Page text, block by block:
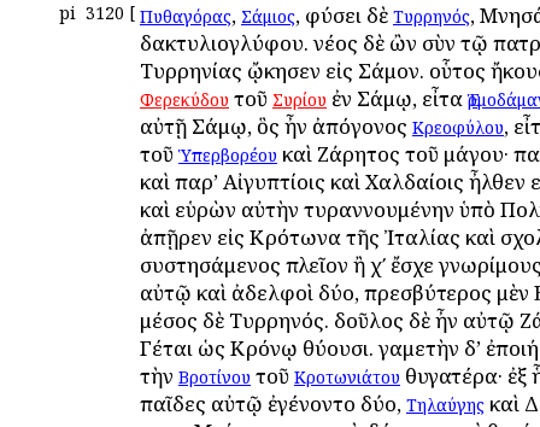
pi 3120 [ Πυθαγόρας, Σάμιος, φύσει δὲ Τυρρηνός,
δακτυλιογλύφου. νέος δὲ ὢν σὺν τῷ
Τυρρηνίας ᾤκησεν εἰς Σάμον. οὗτος
Φερεκύδου τοῦ Συρίου ἐν Σάμῳ, εἶτα
αὐτῇ Σάμῳ, ὃς ἦν ἀπόγονος Κρεοφύλου,
τοῦ Ὑπερβορέου καὶ Ζάρητος τοῦ μάγου·
καὶ παρ’ Αἰγυπτίοις καὶ Χαλδαίοις ἦλθεν
καὶ εὑρὼν αὐτὴν τυραννουμένην ὑπὸ
ἀπῇρεν εἰς Κρότωνα τῆς Ἰταλίας καὶ
συστησάμενος πλεῖον ἢ χʹ ἔσχε
αὐτῷ καὶ ἀδελφοὶ δύο, πρεσβύτερος μὲν
μέσος δὲ Τυρρηνός. δοῦλος δὲ ἦν αὐτῷ
Γέται ὡς Κρόνῳ θύουσι. γαμετὴν δ’
τὴν Βροτίνου τοῦ Κροτωνιάτου θυγατέρα· ἐξ
παῖδες αὐτῷ ἐγένοντο δύο, Τηλαύγης καὶ